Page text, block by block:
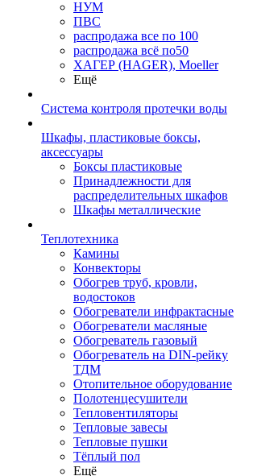
НУМ
ПВС
распродажа все по 100
распродажа всё по50
ХАГЕР (HAGER), Moeller
Ещё
Система контроля протечки воды
Шкафы, пластиковые боксы,
аксессуары
Боксы пластиковые
Принадлежности для
распределительных шкафов
Шкафы металлические
Теплотехника
Камины
Конвекторы
Обогрев труб, кровли,
водостоков
Обогреватели инфрактасные
Обогреватели масляные
Обогреватель газовый
Обогреватель на DIN-рейку
ТДМ
Отопительное оборудование
Полотенцесушители
Тепловентиляторы
Тепловые завесы
Тепловые пушки
Тёплый пол
Ещё